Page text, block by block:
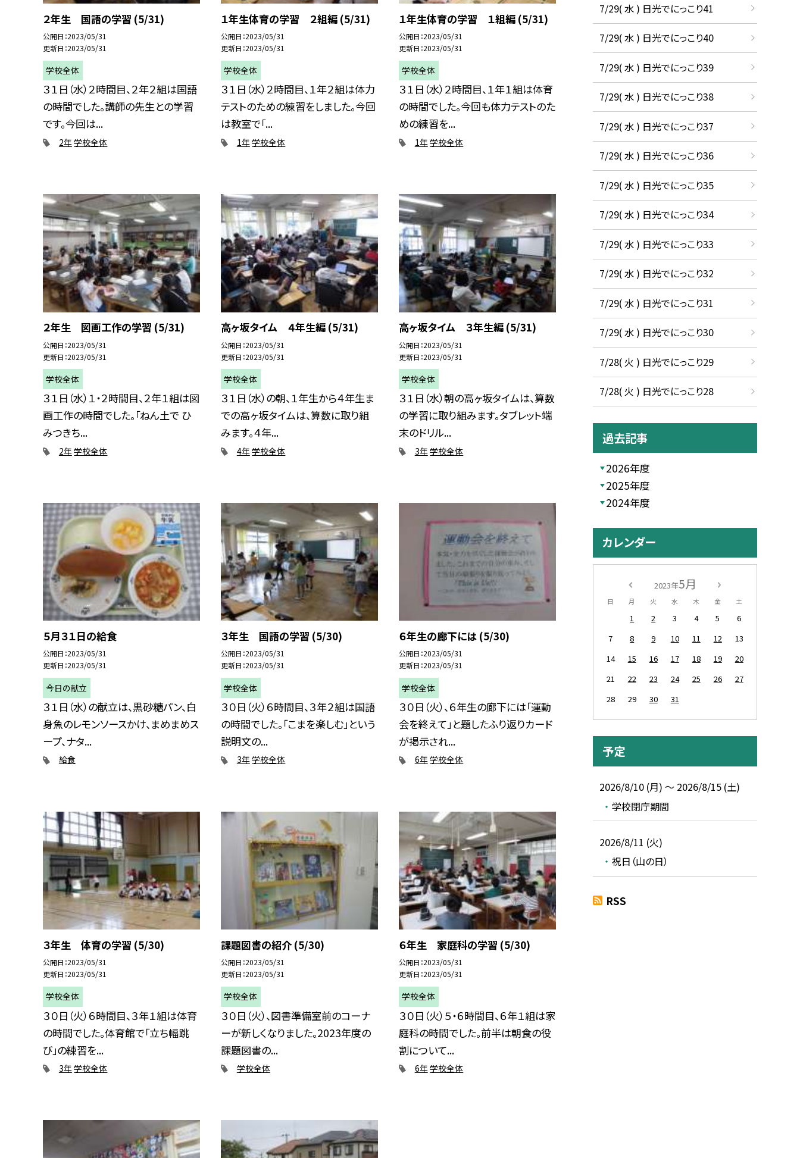
２年生 国語の学習 (5/31)
公開日 2023/05/31
更新日 2023/05/31
学校全体
３１日（水）２時間目、２年２組は国語
の時間でした。講師の先生との学習
です。今回は...
2年学校全体
１年生体育の学習 ２組編 (5/31)
公開日 2023/05/31
更新日 2023/05/31
学校全体
３１日（水）２時間目、１年２組は体力
テストのための練習をしました。今回
は教室で「...
1年学校全体
１年生体育の学習 １組編 (5/31)
公開日 2023/05/31
更新日 2023/05/31
学校全体
３１日（水）２時間目、１年１組は体育
の時間でした。今回も体力テストのた
めの練習を...
1年学校全体
２年生 図画工作の学習 (5/31)
公開日 2023/05/31
更新日 2023/05/31
学校全体
３１日（水）１・２時間目、２年１組は図
画工作の時間でした。「ねん土で ひ
みつきち...
2年学校全体
高ヶ坂タイム ４年生編 (5/31)
公開日 2023/05/31
更新日 2023/05/31
学校全体
３１日（水）の朝、１年生から４年生ま
での高ヶ坂タイムは、算数に取り組
みます。４年...
4年学校全体
高ヶ坂タイム ３年生編 (5/31)
公開日 2023/05/31
更新日 2023/05/31
学校全体
３１日（水）朝の高ヶ坂タイムは、算数
の学習に取り組みます。タブレット端
末のドリル...
3年学校全体
５月３１日の給食
公開日 2023/05/31
更新日 2023/05/31
今日の献立
３１日（水）の献立は、黒砂糖パン、白
身魚のレモンソースかけ、まめまめス
ープ、ナタ...
給食
３年生 国語の学習 (5/30)
公開日 2023/05/31
更新日 2023/05/31
学校全体
３０日（火）６時間目、３年２組は国語
の時間でした。「こまを楽しむ」という
説明文の...
3年学校全体
６年生の廊下には (5/30)
公開日 2023/05/31
更新日 2023/05/31
学校全体
３０日（火）、６年生の廊下には「運動
会を終えて」と題したふり返りカード
が掲示され...
6年学校全体
３年生 体育の学習 (5/30)
公開日 2023/05/31
更新日 2023/05/31
学校全体
３０日（火）６時間目、３年１組は体育
の時間でした。体育館で「立ち幅跳
び」の練習を...
3年学校全体
課題図書の紹介 (5/30)
公開日 2023/05/31
更新日 2023/05/31
学校全体
３０日（火）、図書準備室前のコーナ
ーが新しくなりました。2023年度の
課題図書の...
学校全体
６年生 家庭科の学習 (5/30)
公開日 2023/05/31
更新日 2023/05/31
学校全体
３０日（火）５・６時間目、６年１組は家
庭科の時間でした。前半は朝食の役
割について...
6年学校全体
7/29( 水 ) 日光でにっこり41
7/29( 水 ) 日光でにっこり40
7/29( 水 ) 日光でにっこり39
7/29( 水 ) 日光でにっこり38
7/29( 水 ) 日光でにっこり37
7/29( 水 ) 日光でにっこり36
7/29( 水 ) 日光でにっこり35
7/29( 水 ) 日光でにっこり34
7/29( 水 ) 日光でにっこり33
7/29( 水 ) 日光でにっこり32
7/29( 水 ) 日光でにっこり31
7/29( 水 ) 日光でにっこり30
7/28( 火 ) 日光でにっこり29
7/28( 火 ) 日光でにっこり28
過去記事
2026年度
2025年度
2024年度
カレンダー
2023年5月
日 月 火 水 木 金 土
1 2 3 4 5
6
7
8 9 10 11 12
13
14
15 16 17 18 19
20
21
22 23 24 25 26
27
28
29 30 31
予定
2026/8/10 (月) ～ 2026/8/15 (土)
学校閉庁期間
2026/8/11 (火)
祝日（山の日）
RSS